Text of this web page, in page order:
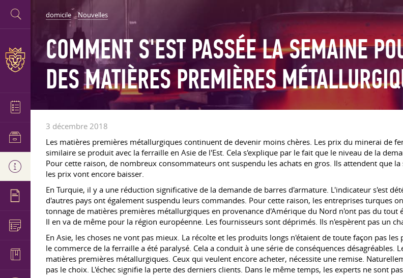
domicile Nouvelles
COMMENT S'EST PASSÉE LA SEMAINE
DES MATIÈRES PREMIÈRES
3 décembre 2018
Les matières premières métallurgiques continuent de devenir moins chères. Les prix du minerai de
similaire se produit avec la ferraille en Asie de l'Est. Cela s'explique par le fait que le niveau de la
Pour cette raison, de nombreux consommateurs ont suspendu les achats en gros. Ils attendent que
les prix vont encore baisser.
En Turquie, il y a une réduction significative de la demande de barres d'armature. L'indicateur s'est
d'autres pays ont également suspendu leurs commandes. Pour cette raison, les entreprises turques
tonnage de matières premières métallurgiques en provenance d'Amérique du Nord n'ont pas du tout
Il en va de même pour la région européenne. Les fournisseurs sont déprimés. Ils n'espèrent pas un
En Asie, les choses ne vont pas mieux. La récolte et les produits longs n'étaient de toute façon pas
le commerce de la ferraille a été paralysé. Cela a conduit à une série de conséquences désagréables.
matières premières métallurgiques. Ceux qui veulent encore acheter, nécessite une remise.
pas le choix. L'échec signifie la perte des derniers clients. Dans le même temps, les experts ne sont